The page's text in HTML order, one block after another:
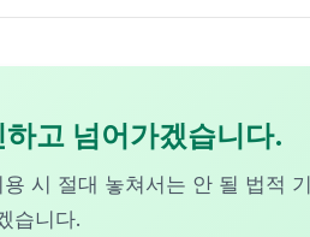
고 넘어가겠습니다.
시 절대 놓쳐서는 안 될 법적 기
습니다.